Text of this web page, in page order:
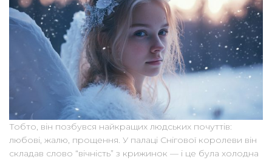
Тобто, він позбувся найкращих людських почуттів:
любові, жалю, прощення. У палаці Снігової королеви він
складав слово “вічність” з крижинок — і це була холодна